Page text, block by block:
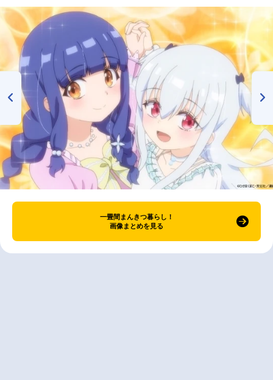
一畳間まんきつ暮らし！
画像まとめを見る